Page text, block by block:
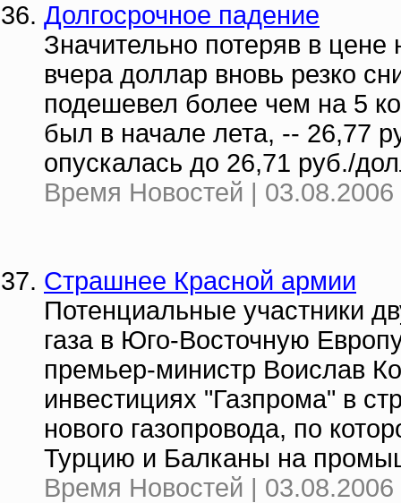
Долгосрочное падение
Значительно потеряв в
вчера доллар вновь резко
подешевел более чем на 5
был в начале лета, -- 26,77
опускалась до 26,71 руб./
Время Новостей | 03.08.2006
Страшнее Красной армии
Потенциальные участники
газа в Юго-Восточную
премьер-министр Воислав
инвестициях "Газпрома" в
нового газопровода, по
Турцию и Балканы на
Время Новостей | 03.08.2006